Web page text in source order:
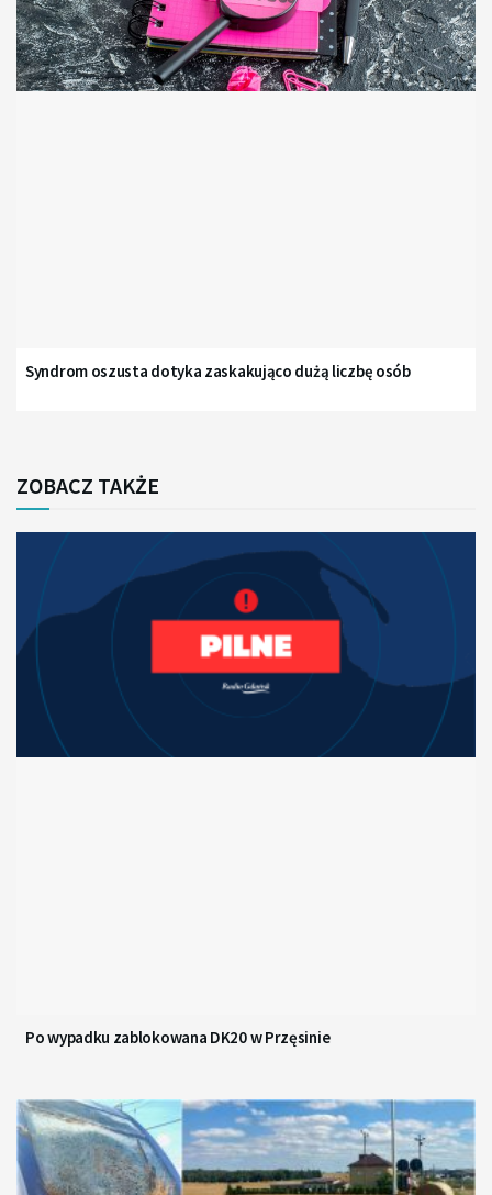
Syndrom oszusta dotyka zaskakująco dużą liczbę osób
ZOBACZ TAKŻE
Po wypadku zablokowana DK20 w Przęsinie